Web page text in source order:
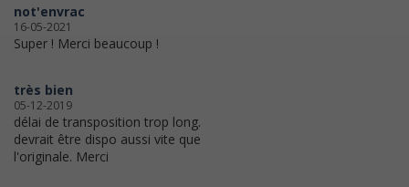
not'envrac
16-05-2021
Super ! Merci beaucoup !
très bien
05-12-2019
délai de transposition trop long.
devrait être dispo aussi vite que
l'originale. Merci